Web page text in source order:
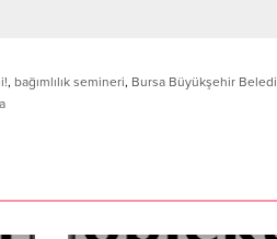
, bağımlılık semineri, Bursa Büyükşehir